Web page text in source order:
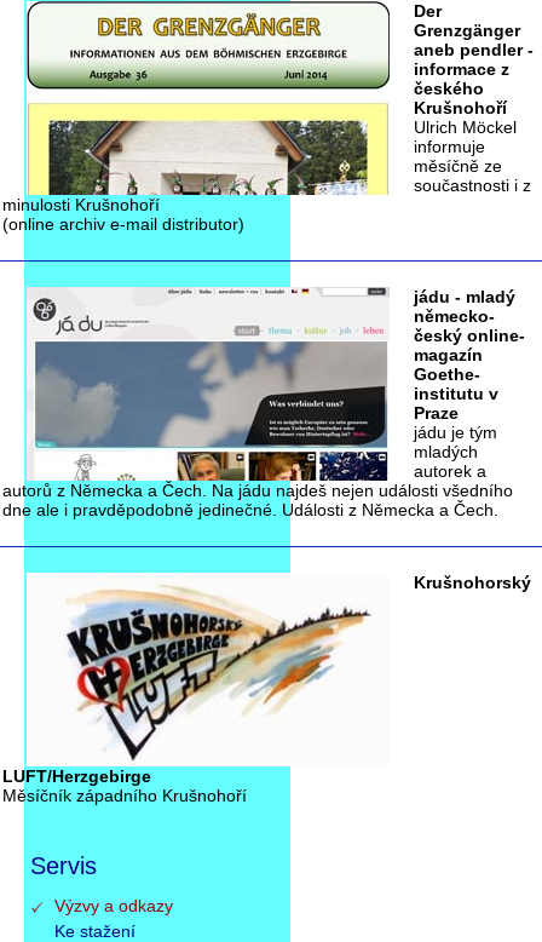
Der
Grenzgänger
aneb pendler -
informace z
českého
Krušnohoří
Ulrich Möckel
informuje
měsíčně ze
součastnosti i z
minulosti Krušnohoří
(online archiv e-mail distributor)
jádu - mladý
německo-
český online-
magazín
Goethe-
institutu v
Praze
jádu je tým
mladých
autorek a
autorů z Německa a Čech. Na jádu najdeš nejen události všedního
dne ale i pravděpodobně jedinečné. Události z Německa a Čech.
Krušnohorský
LUFT/Herzgebirge
Měsíčník západního Krušnohoří
Servis
Přeskočit
navigaci
Výzvy a odkazy
Ke stažení